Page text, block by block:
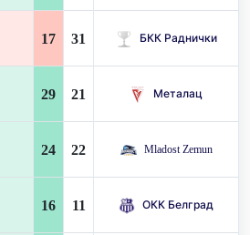
17 31 БКК Раднички
29 21 Металац
24 22 Mladost Zemun
16 11 ОКК Белград